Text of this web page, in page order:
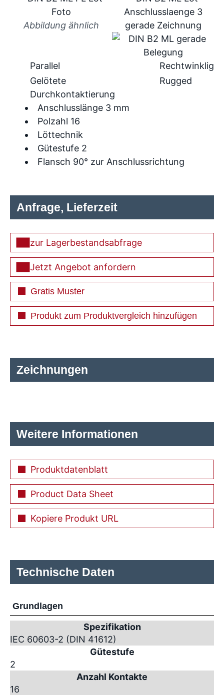
Abbildung ähnlich
Anschlusslänge 3 mm
Polzahl 16
Löttechnik
Gütestufe 2
Flansch 90° zur Anschlussrichtung
Parallel
Rechtwinklig
Gelötete
Durchkontaktierung
Rugged
Zeichnungen
Weitere Informationen
Produktdatenblatt
Product Data Sheet
Kopiere Produkt URL
Anfrage, Lieferzeit
zur Lagerbestandsabfrage
Jetzt Angebot anfordern
Gratis Muster
Produkt zum Produktvergleich hinzufügen
Technische Daten
Grundlagen
Spezifikation
IEC 60603-2 (DIN 41612)
Gütestufe
2
Anzahl Kontakte
16